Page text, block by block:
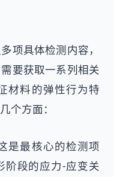
项具体检测内容，
要获取一系列相关
材料的弹性行为特
个方面：
是最核心的检测项
阶段的应力-应变关